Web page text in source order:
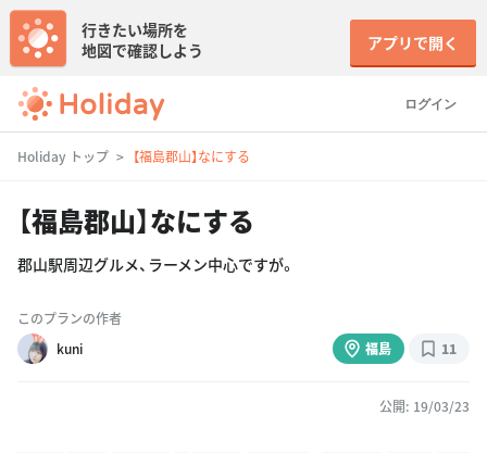
ログイン
行きたい場所を
地図で確認しよう
アプリで開く
Holiday トップ 【福島郡山】なにする
【福島郡山】なにする
郡山駅周辺グルメ、ラーメン中心ですが。
このプランの作者
kuni
福島 11
公開: 19/03/23